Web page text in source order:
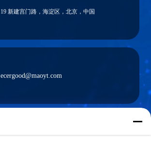
19 新建宫门路，海淀区，北京，中国
ecergood@maoyt.com